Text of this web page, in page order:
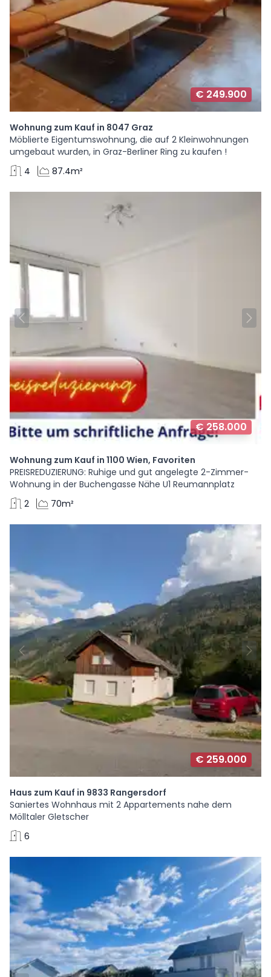
€ 249.900
Wohnung zum Kauf in 8047 Graz
Möblierte Eigentumswohnung, die auf 2 Kleinwohnungen
umgebaut wurden, in Graz-Berliner Ring zu kaufen !
4
87.4m²
€ 258.000
Wohnung zum Kauf in 1100 Wien, Favoriten
PREISREDUZIERUNG: Ruhige und gut angelegte 2-Zimmer-
Wohnung in der Buchengasse Nähe U1 Reumannplatz
2
70m²
€ 259.000
Haus zum Kauf in 9833 Rangersdorf
Saniertes Wohnhaus mit 2 Appartements nahe dem
Mölltaler Gletscher
6